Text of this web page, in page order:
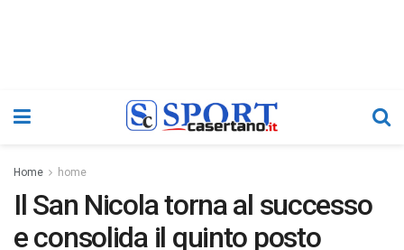
Home home
Il San Nicola torna al successo
e consolida il quinto posto